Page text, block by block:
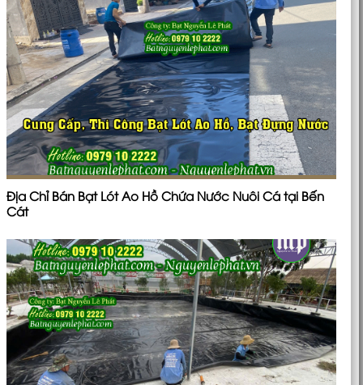
Địa Chỉ Bán Bạt Lót Ao Hồ Chứa Nước Nuôi Cá tại Bến
Cát